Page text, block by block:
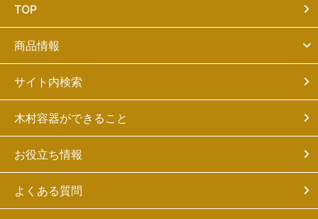
TOP
商品情報
サイト内検索
木村容器ができること
お役立ち情報
よくある質問